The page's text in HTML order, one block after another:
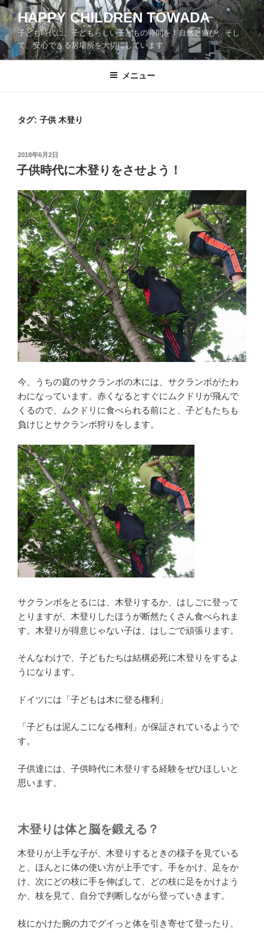
コ
ン
テ
ン
ツ
HAPPY CHILDREN TOWADA
子ども時代に、子どもらしい子どもの時間を！自然と遊び、そし
て、安心できる居場所を大切にしています
メニュー
タグ: 子供 木登り
投
稿
日:
2018年6月2日
子供時代に木登りをさせよう！
今、うちの庭のサクランボの木には、サクランボがたわ
わになっています。赤くなるとすぐにムクドリが飛んで
くるので、ムクドリに食べられる前にと、子どもたちも
負けじとサクランボ狩りをします。
サクランボをとるには、木登りするか、はしごに登って
とりますが、木登りしたほうが断然たくさん食べられま
す。木登りが得意じゃない子は、はしごで頑張ります。
そんなわけで、子どもたちは結構必死に木登りをするよ
うになります。
ドイツには「子どもは木に登る権利」
「子どもは泥んこになる権利」が保証されているようで
す。
子供達には、子供時代に木登りする経験をぜひほしいと
思います。
木登りは体と脳を鍛える？
木登りが上手な子が、木登りするときの様子を見ている
と、ほんとに体の使い方が上手です。手をかけ、足をか
け、次にどの枝に手を伸ばして、どの枝に足をかけよう
か、枝を見て、自分で判断しながら登っていきます。
枝にかけた腕の力でグイっと体を引き寄せて登ったり、